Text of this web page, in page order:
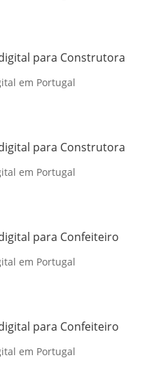
para Construtora
em Portugal
para Construtora
em Portugal
para Confeiteiro
em Portugal
para Confeiteiro
em Portugal